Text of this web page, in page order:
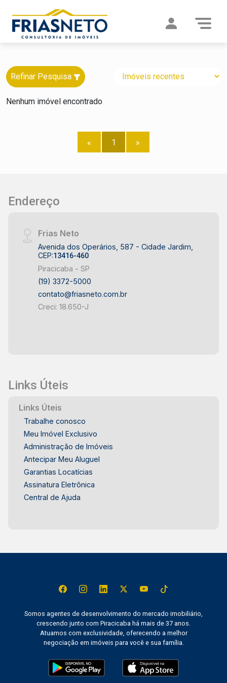
Refinar Pesquisa
Nenhum imóvel encontrado
« 1 »
Endereço
Frias Neto
Avenida dos Operários, 587 - Cidade Jardim,
CEP:13416-460
Piracicaba - SP
(19) 3372-5000
contato@friasneto.com.br
Creci: 18.650-J
Links Úteis
Links Úteis
Trabalhe conosco
Meu Imóvel Exclusivo
Administração de Imóveis
Antecipar Meu Aluguel
Garantias Locatícias
Assinatura Eletrônica
Central de Ajuda
Somos agentes de desenvolvimento do mercado imobiliário,
crescendo junto com Piracicaba há mais de 37 anos.
Atuamos com exclusividade, oferecendo a melhor
negociação em imóveis para você e sua família.